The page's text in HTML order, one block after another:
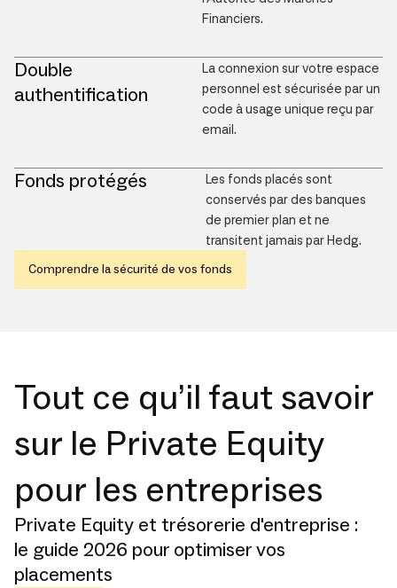
Financiers.
Double
authentification
La connexion sur votre espace
personnel est sécurisée par un
code à usage unique reçu par
email.
Fonds protégés
Les fonds placés sont
conservés par des banques
de premier plan et ne
transitent jamais par Hedg.
Comprendre la sécurité de vos fonds
Tout ce qu’il faut savoir
sur le Private Equity
pour les entreprises
Private Equity et trésorerie d'entreprise :
le guide 2026 pour optimiser vos
placements